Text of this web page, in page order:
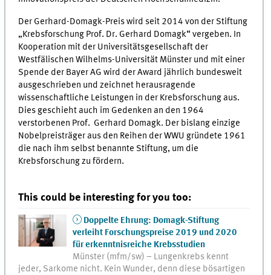
Der Gerhard-Domagk-Preis wird seit 2014 von der Stiftung
„Krebsforschung Prof. Dr. Gerhard Domagk“ vergeben. In
Kooperation mit der Universitätsgesellschaft der
Westfälischen Wilhelms-Universität Münster und mit einer
Spende der Bayer AG wird der Award jährlich bundesweit
ausgeschrieben und zeichnet herausragende
wissenschaftliche Leistungen in der Krebsforschung aus.
Dies geschieht auch im Gedenken an den 1964
verstorbenen Prof. Gerhard Domagk. Der bislang einzige
Nobelpreisträger aus den Reihen der WWU gründete 1961
die nach ihm selbst benannte Stiftung, um die
Krebsforschung zu fördern.
This could be interesting for you too:
Doppelte Ehrung: Domagk-Stiftung
verleiht Forschungspreise 2019 und 2020
für erkenntnisreiche Krebsstudien
Münster (mfm/sw) – Lungenkrebs kennt
jeder, Sarkome nicht. Kein Wunder, denn diese bösartigen